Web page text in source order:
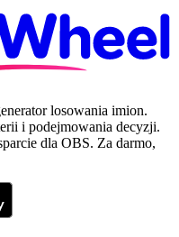
losowania imion.
i podejmowania decyzji.
dla OBS. Za darmo,